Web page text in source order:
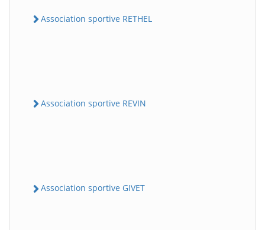
Association sportive RETHEL
Association sportive REVIN
Association sportive GIVET